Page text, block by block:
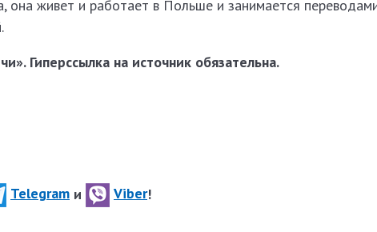
она живет и работает в Польше и занимается
Гиперссылка на источник обязательна.
Telegram и Viber!